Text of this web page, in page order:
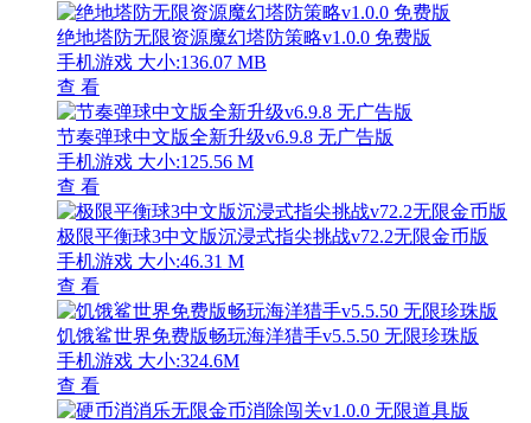
绝地塔防无限资源魔幻塔防策略v1.0.0 免费版
手机游戏 大小:136.07 MB
查 看
节奏弹球中文版全新升级v6.9.8 无广告版
手机游戏 大小:125.56 M
查 看
极限平衡球3中文版沉浸式指尖挑战v72.2无限金币版
手机游戏 大小:46.31 M
查 看
饥饿鲨世界免费版畅玩海洋猎手v5.5.50 无限珍珠版
手机游戏 大小:324.6M
查 看